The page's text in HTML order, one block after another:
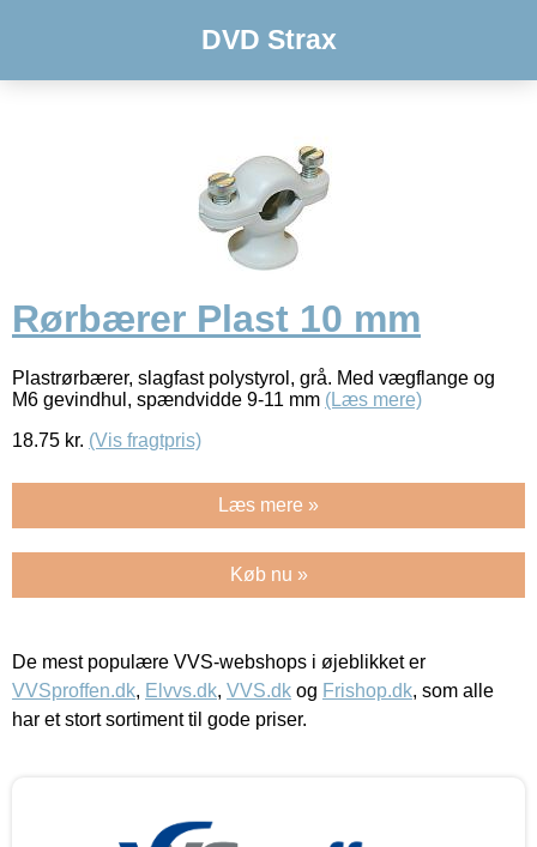
DVD Strax
Rørbærer Plast 10 mm
Plastrørbærer, slagfast polystyrol, grå. Med vægflange og
M6 gevindhul, spændvidde 9-11 mm (Læs mere)
18.75 kr. (Vis fragtpris)
Læs mere »
Køb nu »
De mest populære VVS-webshops i øjeblikket er
VVSproffen.dk, Elvvs.dk, VVS.dk og Frishop.dk, som alle
har et stort sortiment til gode priser.